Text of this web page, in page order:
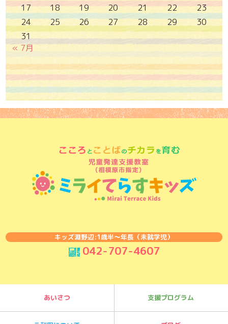
« 7月
17
18 19 20 21 22
23
24
25 26 27 28 29
30
31
キッズ淵野辺:1歳半〜年長（未就学児）
042-707-4607
あいさつ 支援プログラム